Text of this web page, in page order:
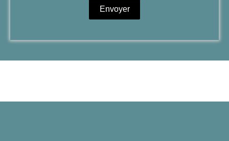
Envoyer